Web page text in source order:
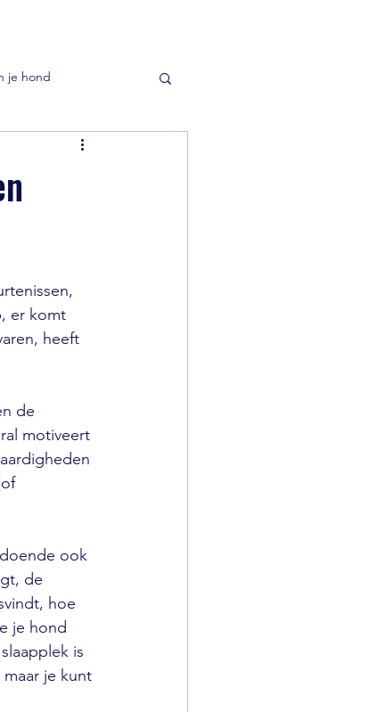
je hond
er komt
heeft
de
motiveert
ook
de
hoe
je hond
is
je kunt